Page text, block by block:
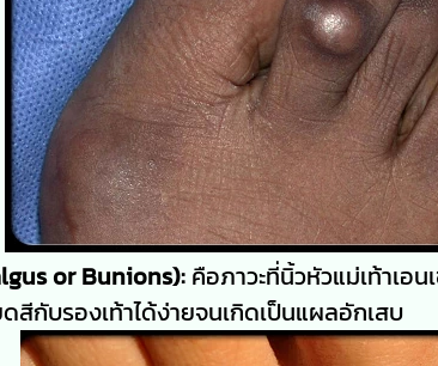
or Bunions): คือภาวะที่นิ้วหัวแม่เท้าเอ
สีกับรองเท้าได้ง่ายจนเกิดเป็นแผลอักเสบ